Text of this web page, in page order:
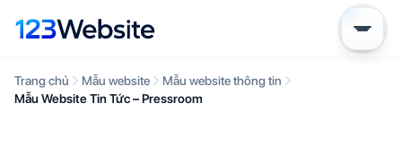
Trang chủ Mẫu website
Mẫu website thông tin
Mẫu Website Tin Tức – Pressroom